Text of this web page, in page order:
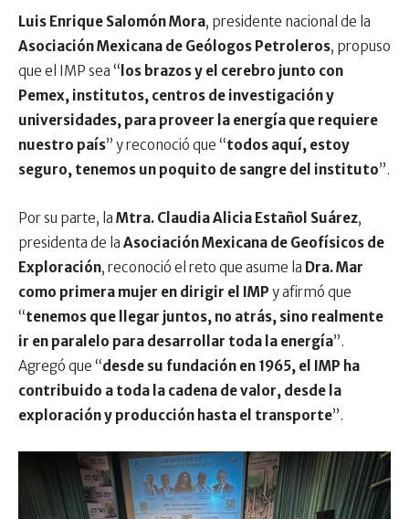
Luis Enrique Salomón Mora, presidente nacional de la
Asociación Mexicana de Geólogos Petroleros, propuso
que el IMP sea “ los brazos y el cerebro junto con
Pemex, institutos, centros de investigación y
universidades, para proveer la energía que requiere
nuestro país” y reconoció que “todos aquí, estoy
seguro, tenemos un poquito de sangre del instituto”.
Por su parte, la Mtra. Claudia Alicia Estañol Suárez,
presidenta de la Asociación Mexicana de Geofísicos de
Exploración, reconoció el reto que asume la Dra. Mar
como primera mujer en dirigir el IMP y afirmó que
“tenemos que llegar juntos, no atrás, sino realmente
ir en paralelo para desarrollar toda la energía”.
Agregó que “desde su fundación en 1965, el IMP ha
contribuido a toda la cadena de valor, desde la
exploración y producción hasta el transporte”.